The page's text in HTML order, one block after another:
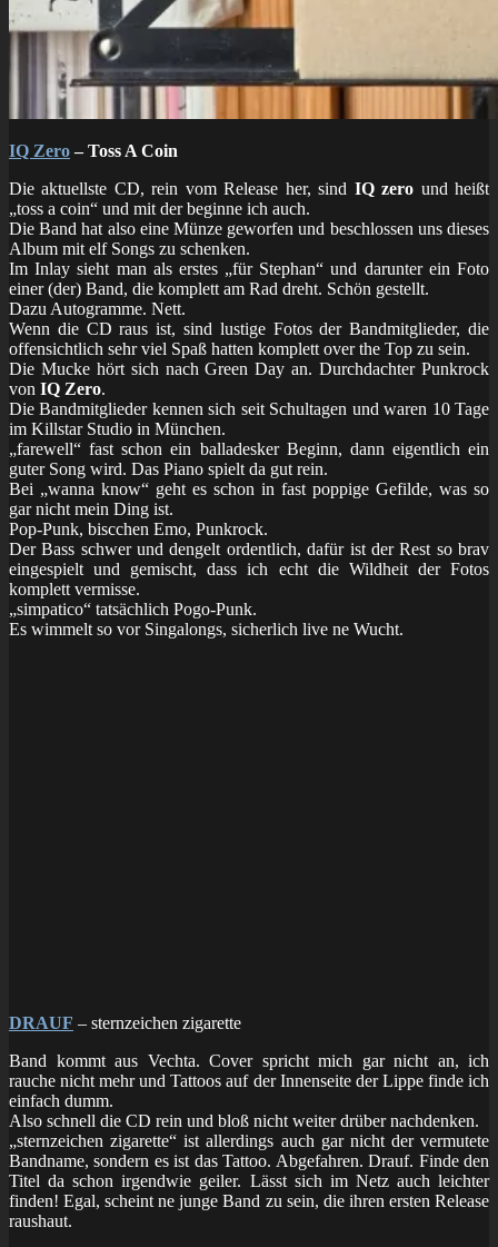
IQ Zero– Toss A Coin
Die aktuellste CD, rein vom Release her, sind IQ zero und heißt
„toss a coin“ und mit der beginne ich auch.
Die Band hat also eine Münze geworfen und beschlossen uns dieses
Album mit elf Songs zu schenken.
Im Inlay sieht man als erstes „für Stephan“ und darunter ein Foto
einer (der) Band, die komplett am Rad dreht. Schön gestellt.
Dazu Autogramme. Nett.
Wenn die CD raus ist, sind lustige Fotos der Bandmitglieder, die
offensichtlich sehr viel Spaß hatten komplett over the Top zu sein.
Die Mucke hört sich nach Green Day an. Durchdachter Punkrock
von IQ Zero.
Die Bandmitglieder kennen sich seit Schultagen und waren 10 Tage
im Killstar Studio in München.
„farewell“ fast schon ein balladesker Beginn, dann eigentlich ein
guter Song wird. Das Piano spielt da gut rein.
Bei „wanna know“ geht es schon in fast poppige Gefilde, was so
gar nicht mein Ding ist.
Pop-Punk, biscchen Emo, Punkrock.
Der Bass schwer und dengelt ordentlich, dafür ist der Rest so brav
eingespielt und gemischt, dass ich echt die Wildheit der Fotos
komplett vermisse.
„simpatico“ tatsächlich Pogo-Punk.
Es wimmelt so vor Singalongs, sicherlich live ne Wucht.
DRAUF – sternzeichen zigarette
Band kommt aus Vechta. Cover spricht mich gar nicht an, ich
rauche nicht mehr und Tattoos auf der Innenseite der Lippe finde ich
einfach dumm.
Also schnell die CD rein und bloß nicht weiter drüber nachdenken.
„sternzeichen zigarette“ ist allerdings auch gar nicht der vermutete
Bandname, sondern es ist das Tattoo. Abgefahren. Drauf. Finde den
Titel da schon irgendwie geiler. Lässt sich im Netz auch leichter
finden! Egal, scheint ne junge Band zu sein, die ihren ersten Release
raushaut.